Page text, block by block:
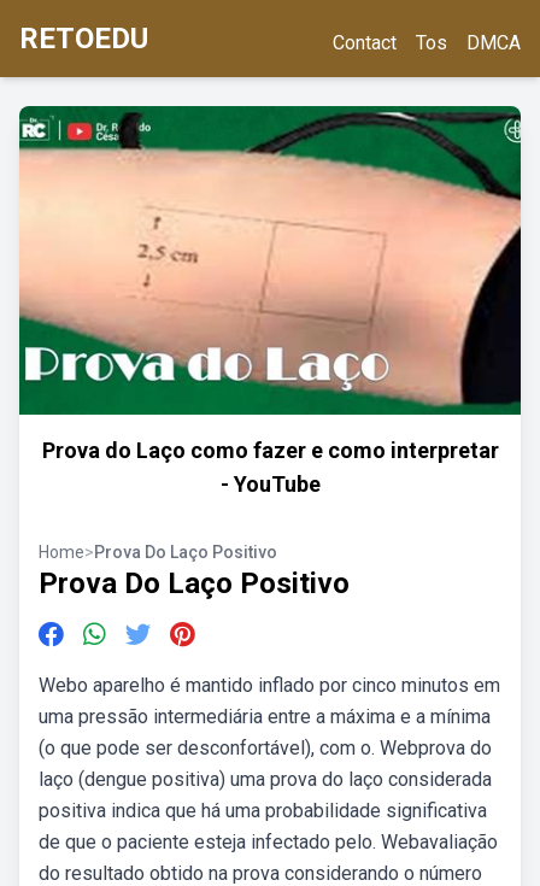
RETOEDU Contact Tos DMCA
Prova do Laço como fazer e como interpretar
- YouTube
Home>Prova Do Laço Positivo
Prova Do Laço Positivo
Webo aparelho é mantido inflado por cinco minutos em
uma pressão intermediária entre a máxima e a mínima
(o que pode ser desconfortável), com o. Webprova do
laço (dengue positiva) uma prova do laço considerada
positiva indica que há uma probabilidade significativa
de que o paciente esteja infectado pelo. Webavaliação
do resultado obtido na prova considerando o número